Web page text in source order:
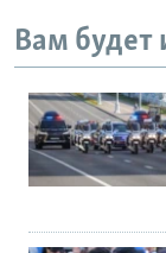
Вам будет